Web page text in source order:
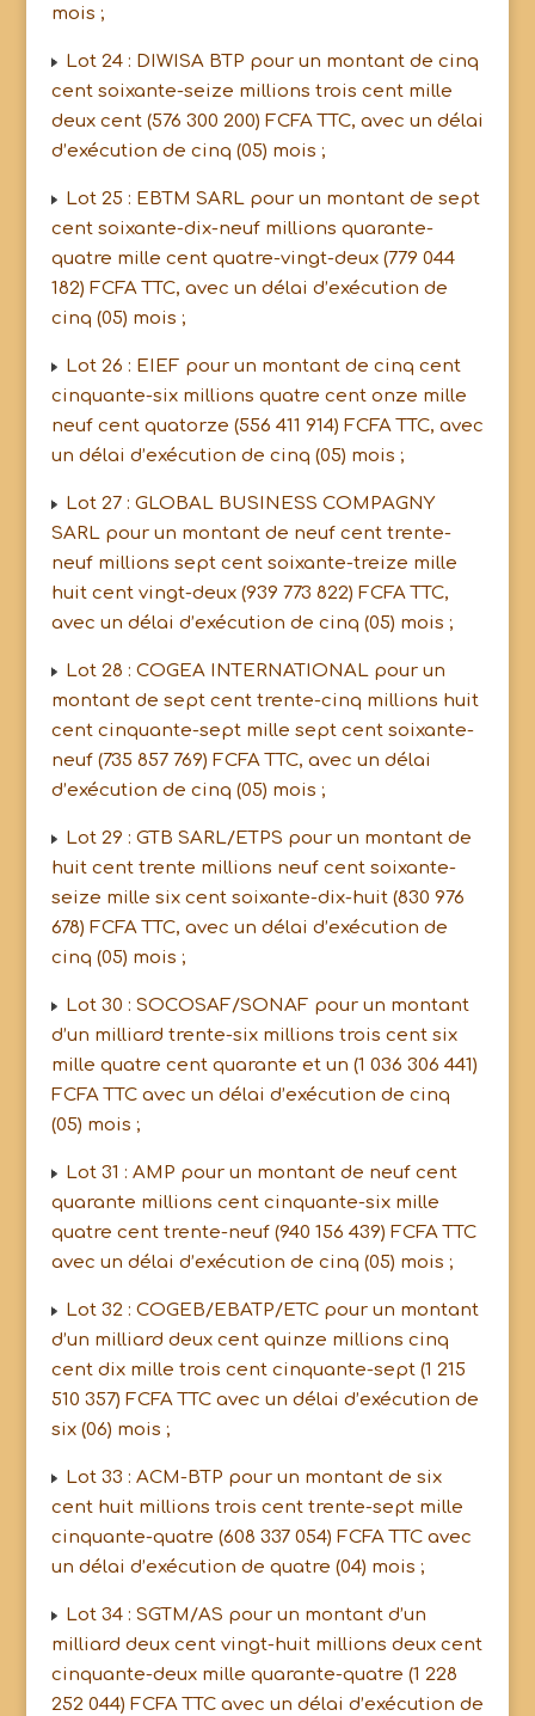
mois ;
Lot 24 : DIWISA BTP pour un montant de cinq
cent soixante-seize millions trois cent mille
deux cent (576 300 200) FCFA TTC, avec un délai
d’exécution de cinq (05) mois ;
Lot 25 : EBTM SARL pour un montant de sept
cent soixante-dix-neuf millions quarante-
quatre mille cent quatre-vingt-deux (779 044
182) FCFA TTC, avec un délai d’exécution de
cinq (05) mois ;
Lot 26 : EIEF pour un montant de cinq cent
cinquante-six millions quatre cent onze mille
neuf cent quatorze (556 411 914) FCFA TTC, avec
un délai d’exécution de cinq (05) mois ;
Lot 27 : GLOBAL BUSINESS COMPAGNY
SARL pour un montant de neuf cent trente-
neuf millions sept cent soixante-treize mille
huit cent vingt-deux (939 773 822) FCFA TTC,
avec un délai d’exécution de cinq (05) mois ;
Lot 28 : COGEA INTERNATIONAL pour un
montant de sept cent trente-cinq millions huit
cent cinquante-sept mille sept cent soixante-
neuf (735 857 769) FCFA TTC, avec un délai
d’exécution de cinq (05) mois ;
Lot 29 : GTB SARL/ETPS pour un montant de
huit cent trente millions neuf cent soixante-
seize mille six cent soixante-dix-huit (830 976
678) FCFA TTC, avec un délai d’exécution de
cinq (05) mois ;
Lot 30 : SOCOSAF/SONAF pour un montant
d’un milliard trente-six millions trois cent six
mille quatre cent quarante et un (1 036 306 441)
FCFA TTC avec un délai d’exécution de cinq
(05) mois ;
Lot 31 : AMP pour un montant de neuf cent
quarante millions cent cinquante-six mille
quatre cent trente-neuf (940 156 439) FCFA TTC
avec un délai d’exécution de cinq (05) mois ;
Lot 32 : COGEB/EBATP/ETC pour un montant
d’un milliard deux cent quinze millions cinq
cent dix mille trois cent cinquante-sept (1 215
510 357) FCFA TTC avec un délai d’exécution de
six (06) mois ;
Lot 33 : ACM-BTP pour un montant de six
cent huit millions trois cent trente-sept mille
cinquante-quatre (608 337 054) FCFA TTC avec
un délai d’exécution de quatre (04) mois ;
Lot 34 : SGTM/AS pour un montant d’un
milliard deux cent vingt-huit millions deux cent
cinquante-deux mille quarante-quatre (1 228
252 044) FCFA TTC avec un délai d’exécution de